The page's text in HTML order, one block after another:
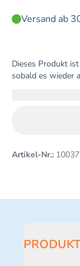
Versand ab
Dieses Produkt
sobald es wieder
Artikel-Nr.: